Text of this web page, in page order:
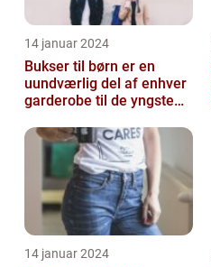
14 januar 2024
Bukser til børn er en
uundværlig del af enhver
garderobe til de yngste
14 januar 2024